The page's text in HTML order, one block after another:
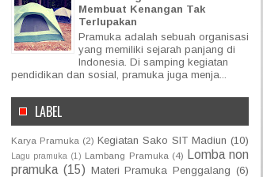
Membuat Kenangan Tak
Terlupakan
Pramuka adalah sebuah organisasi
yang memiliki sejarah panjang di
Indonesia. Di samping kegiatan
pendidikan dan sosial, pramuka juga menja...
LABEL
Karya Pramuka (2) Kegiatan Sako SIT Madiun (10)
Lagu pramuka (1) Lambang Pramuka (4)
Lomba non
pramuka (15) Materi Pramuka Penggalang (6)